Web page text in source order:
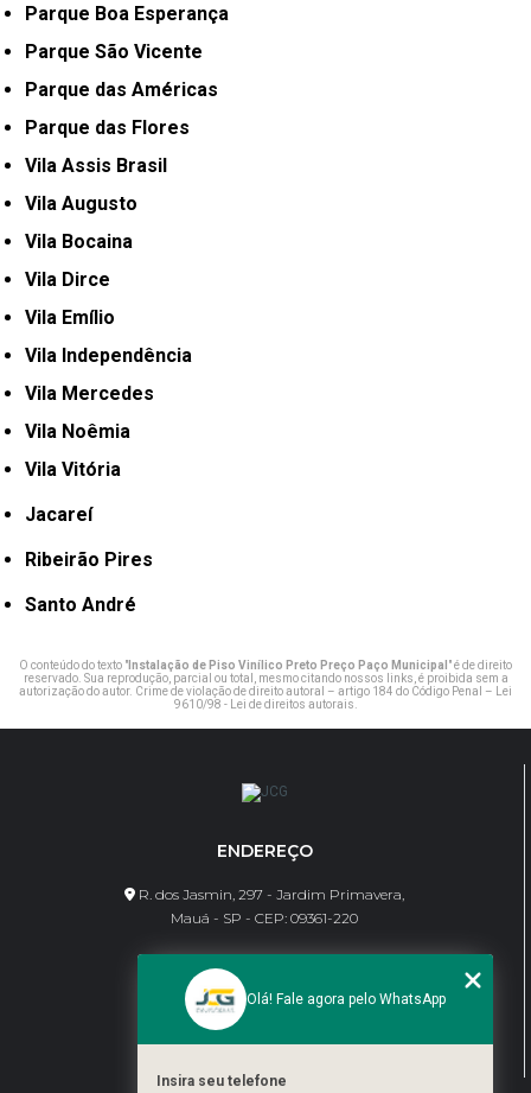
Parque Boa Esperança
Parque São Vicente
Parque das Américas
Parque das Flores
Vila Assis Brasil
Vila Augusto
Vila Bocaina
Vila Dirce
Vila Emílio
Vila Independência
Vila Mercedes
Vila Noêmia
Vila Vitória
Jacareí
Ribeirão Pires
Santo André
O conteúdo do texto " Instalação de Piso Vinílico Preto Preço Paço Municipal " é de direito
reservado. Sua reprodução, parcial ou total, mesmo citando nossos links, é proibida sem a
autorização do autor. Crime de violação de direito autoral – artigo 184 do Código Penal –
Lei
9610/98 - Lei de direitos autorais
ENDEREÇO
R. dos Jasmin, 297 - Jardim Primavera,
Mauá - SP - CEP: 09361-220
CONTATO
(11) 95462-8630
bene@jcgdivisorias.com
Olá! Fale agora pelo WhatsApp
Insira seu telefone